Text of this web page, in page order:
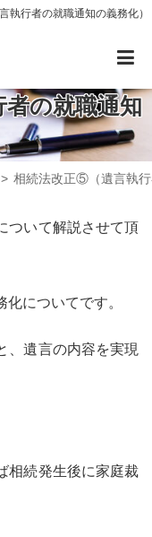
執行者の就職通知の義務化）
の就職通知
相続法改正⑤（遺言執
ついて解説させて頂
についてです。
、遺言の内容を実現
相続発生後に家庭裁